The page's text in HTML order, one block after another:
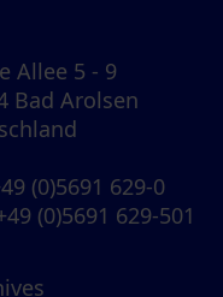
Allee 5 - 9
Bad Arolsen
(0)5691 629-0
(0)5691 629-501